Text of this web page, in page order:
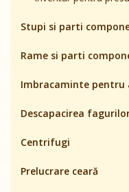
Stupi si parti
Rame si parti
Imbracaminte pentru
Descapacirea
Centrifugi
Prelucrare ceară